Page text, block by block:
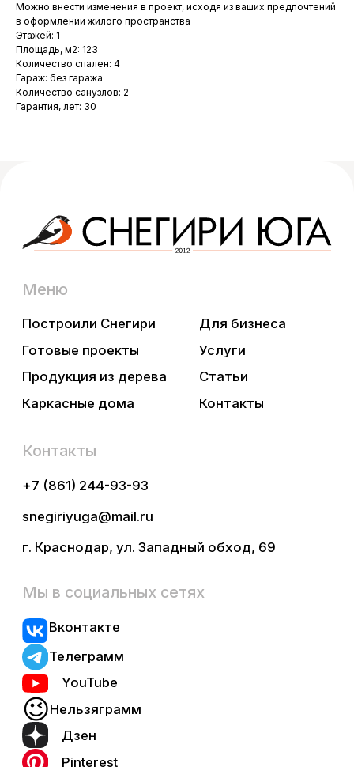
Можно внести изменения в проект, исходя из ваших предпочтений
в оформлении жилого пространства
Этажей: 1
Площадь, м2: 123
Количество спален: 4
Гараж: без гаража
Количество санузлов: 2
Гарантия, лет: 30
Политика конфиденциальности
Разработка сайта
Меню
Построили Снегири
Готовые проекты
Продукция из дерева
Каркасные дома
Мы в социальных сетях
Телеграмм
😉Нельзяграмм
Pinterest